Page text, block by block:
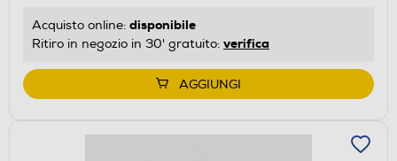
Acquisto online: disponibile
Ritiro in negozio in 30' gratuito: verifica
AGGIUNGI